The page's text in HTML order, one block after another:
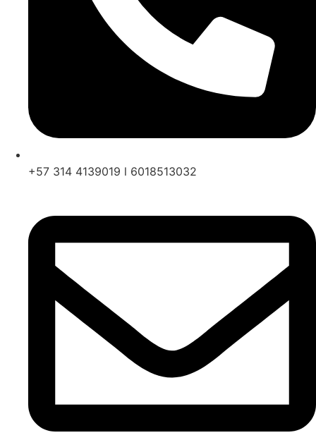
+57 314 4139019 l 6018513032